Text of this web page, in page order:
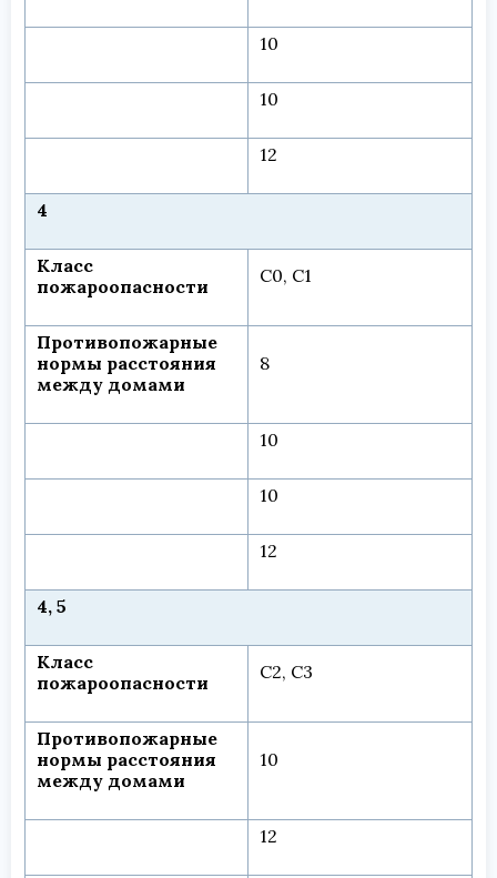
10
10
12
4
Класс
пожароопасности
С0, С1
Противопожарные
нормы расстояния
между домами
8
10
10
12
4, 5
Класс
пожароопасности
С2, С3
Противопожарные
нормы расстояния
между домами
10
12